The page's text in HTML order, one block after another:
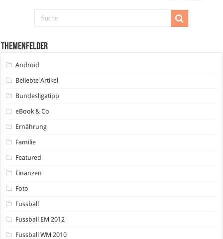
Themenfelder
Android
Beliebte Artikel
Bundesligatipp
eBook & Co
Ernährung
Familie
Featured
Finanzen
Foto
Fussball
Fussball EM 2012
Fussball WM 2010